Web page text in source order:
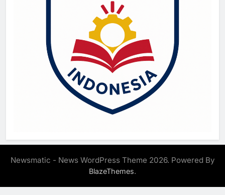
Newsmatic - News WordPress Theme 2026. Powered By
BlazeThemes.